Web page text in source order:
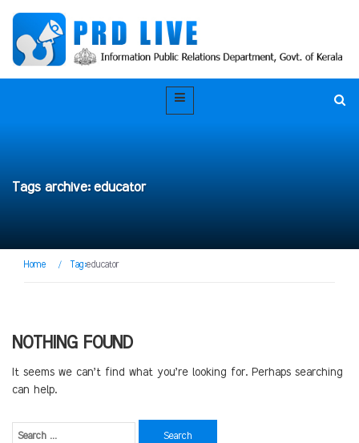
Tags archive: educator
Home / Tag:educator
NOTHING FOUND
It seems we can’t find what you’re looking for. Perhaps searching
can help.